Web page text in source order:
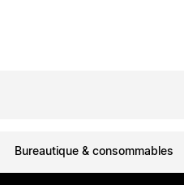
Bureautique & consommables